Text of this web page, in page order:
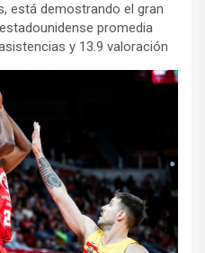
está demostrando el gran
promedia
y 13.9 valoración